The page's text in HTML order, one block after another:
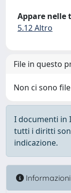
Appare nelle
5.12 Altro
File in questo
Non ci sono
I documenti in
tutti i diritti
indicazione.
Informazioni